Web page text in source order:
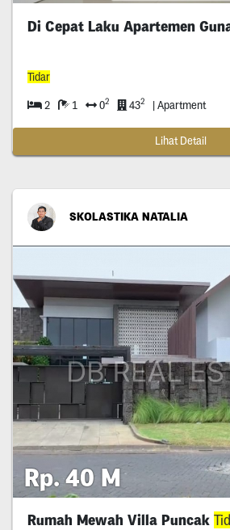
Di Cepat Laku Apartemen
Tidar
2 1 02 432 | Apartment
Lihat Detail
SKOLASTIKA NATALIA
Rp. 40 M
Rumah Mewah Villa Puncak